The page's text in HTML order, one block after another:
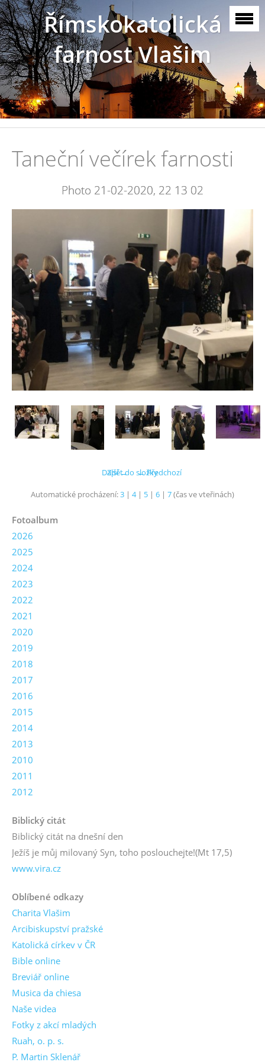
Římskokatolická
farnost Vlašim
Taneční večírek farnosti
Photo 21-02-2020, 22 13 02
← Předchozí
Další →
Zpět do složky
Automatické procházení:3 | 4| 5 | 6 | 7(čas ve vteřinách)
Fotoalbum
2026
2025
2024
2023
2022
2021
2020
2019
2018
2017
2016
2015
2014
2013
2010
2011
2012
Biblický citát
Biblický citát na dnešní den
Ježíš je můj milovaný Syn, toho poslouchejte!(Mt 17,5)
www.vira.cz
Oblíbené odkazy
Charita Vlašim
Arcibiskupství pražské
Katolická církev v ČR
Bible online
Breviář online
Musica da chiesa
Naše videa
Fotky z akcí mladých
Ruah, o. p. s.
P. Martin Sklenář